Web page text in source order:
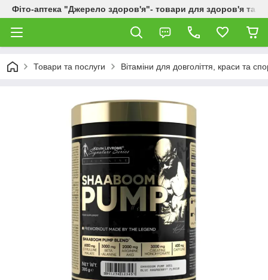
Фіто-аптека "Джерело здоров'я"- товари для здоров'я та
Товари та послуги Вітаміни для довголіття, краси та